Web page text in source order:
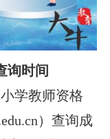
询时间
学教师资格
）查询成